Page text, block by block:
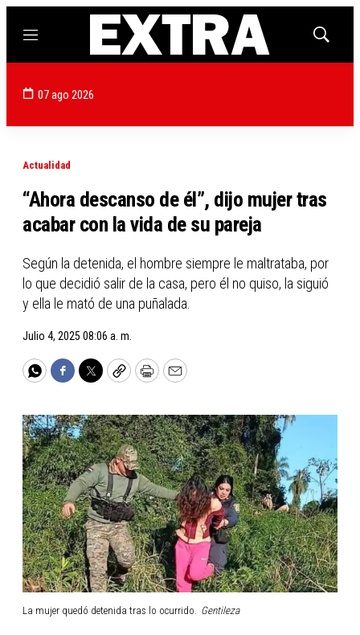
Menú
Mostrar
07 ago 2026
Actualidad
“Ahora descanso de él”, dijo mujer tras
acabar con la vida de su pareja
Según la detenida, el hombre siempre le maltrataba, por
lo que decidió salir de la casa, pero él no quiso, la siguió
y ella le mató de una puñalada.
Julio 4, 2025 08:06 a. m.
WhatsApp
Facebook
TwitterCopyPrintEmail
La mujer quedó detenida tras lo ocurrido. Gentileza